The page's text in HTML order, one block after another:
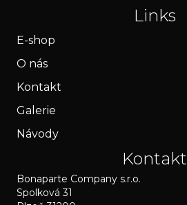
Links
E-shop
O nás
Kontakt
Galerie
Návody
Kontakt
Bonaparte Company s.r.o.
Spolková 31